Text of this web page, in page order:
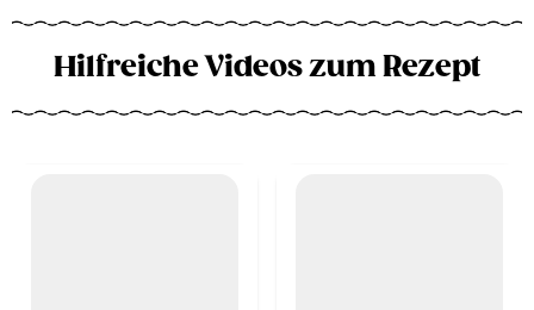
Hilfreiche Videos zum Rezept